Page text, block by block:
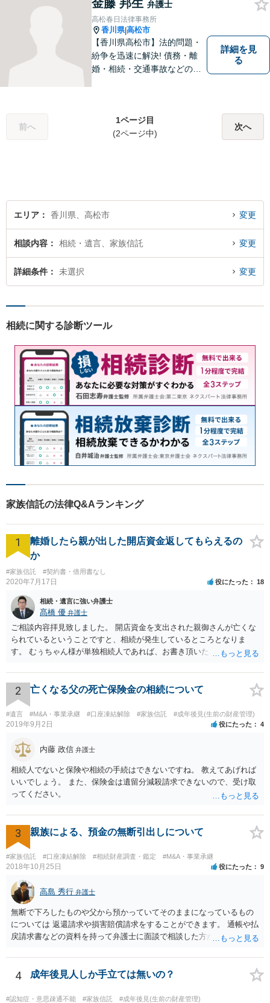
ひご相談ください。
金藤 邦生 弁護士
高松春日法律事務所
香川県|高松市
【香川県高松市】法的問題・
紛争を迅速に解決! 債務・離
婚・相続・交通事故などの問
詳細を見
る
前へ
1ページ目
(2ページ中)
次へ
エリア 香川県、高松市 変更
相談内容 相続・遺言、家族信託 変更
詳細条件 未選択 変更
相続に関する診断ツール
家族信託の法律Q&Aランキング
1
離婚したら親が出した開店資金返してもらえるの
か
#家族信託 #契約書・借用書なし
2020年7月17日 役にたった 18
相続・遺言に強い弁護士
髙橋 優 弁護士
ご相談内容拝見致しました。 開店資金を支出された親御さんが亡くな
られているということですと、相続が発生しているところとなりま
す。 むぅちゃん様が単独相続人であれば、お書き頂いたような方法で
相続人おられるということであれば、他の相続人との協議が必要とな
るところです。 また、当該点とは別にご主人から貸付ではなく贈与で
あると主張される可能性がございます。 その場合には、貸付であるこ
とを伺わせる事情をどれだけ積み重ねることが出来るか、というとこ
ろとなります。 返済の事実や、返済を約束するメール等です。 金額の
おく方が宜しいかと思います。 緊急という訳ではないかと思います
目に弁護士を入れられることを御検討頂くと良いかと思います。
2 亡くなる父の死亡保険金の相続について
#遺言 #M&A・事業承継 #口座凍結解除 #家族信託 #成年後見(生前の財産管理)
2019年9月2日 役にたった 4
内藤 政信 弁護士
相続人でないと保険や相続の手続はできないですね。 教えてあげれば
いいでしょう。 また、保険金は遺留分減殺請求できないので、受け取
ってください。
3 親族による、預金の無断引出しについて
#家族信託 #口座凍結解除 #相続財産調査・鑑定 #M&A・事業承継
2018年10月25日 役にたった 9
高島 秀行 弁護士
無断で下ろしたものや父から預かっていてそのままになっているもの
については 返還請求や損害賠償請求をすることができます。 通帳や払
戻請求書などの資料を持って弁護士に面談で相談した方がよいと思い
4 成年後見人しか手立ては無いの？
#認知症・意思疎通不能 #家族信託 #成年後見(生前の財産管理)